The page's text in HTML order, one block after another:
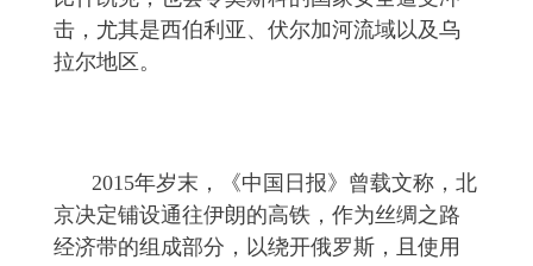
击，尤其是西伯利亚、伏尔加河流域以及乌
拉尔地区。
2015年岁末，《中国日报》曾载文称，北
京决定铺设通往伊朗的高铁，作为丝绸之路
经济带的组成部分，以绕开俄罗斯，且使用